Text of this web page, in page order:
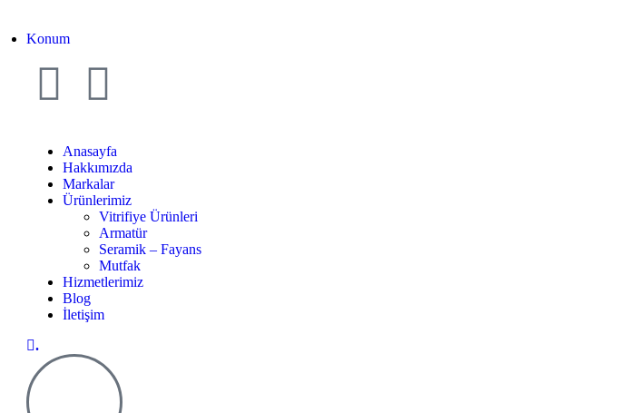
Konum
Anasayfa
Hakkımızda
Markalar
Ürünlerimiz
Vitrifiye Ürünleri
Armatür
Seramik – Fayans
Mutfak
Hizmetlerimiz
Blog
İletişim
.